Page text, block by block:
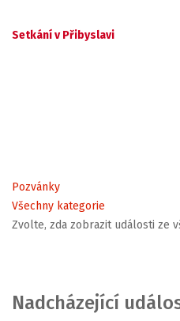
Setkání v Přibyslavi
Pozvánky
Všechny kategorie
Zvolte, zda zobrazit události ze
Nadcházející